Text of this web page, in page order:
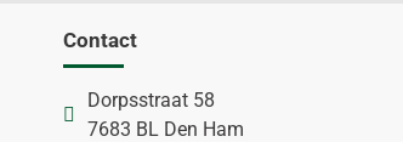
Contact
Dorpsstraat 58
7683 BL Den Ham